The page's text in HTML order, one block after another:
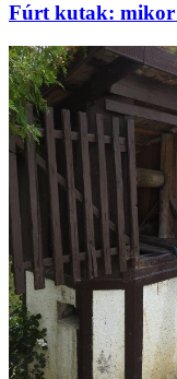
Fúrt kutak: mikor